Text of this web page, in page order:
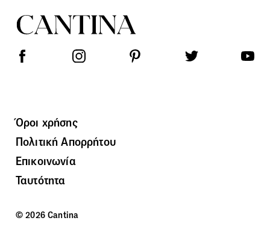
Όροι χρήσης
Πολιτική Απορρήτου
Επικοινωνία
Ταυτότητα
© 2026 Cantina